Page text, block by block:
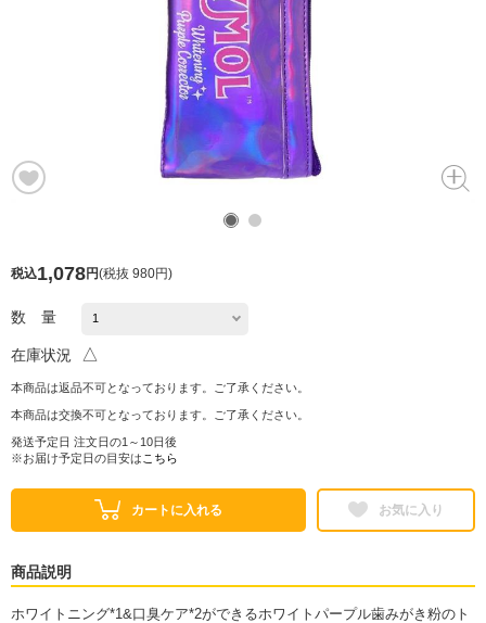
税込1,078円(税抜 980円)
数 量
在庫状況 △
本商品は返品不可となっております。ご了承ください。
本商品は交換不可となっております。ご了承ください。
発送予定日 注文日の1～10日後
※お届け予定日の目安は こちら
カートに入れる お気に入り
商品説明
ホワイトニング*1&口臭ケア*2ができるホワイトパープル歯みがき粉のト